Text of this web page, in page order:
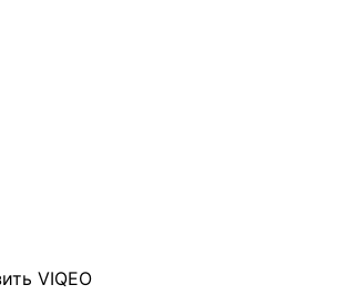
VIQEO